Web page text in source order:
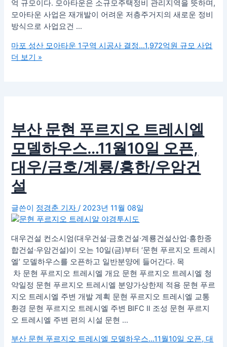
억 규모이다. 모아타운은 소규모주택정비 관리지역을 뜻하며,
모아타운 사업은 재개발이 어려운 저층주거지의 새로운 정비
방식으로 사업요건 …
마포 성산 모아타운 1구역 시공사 결정…1,972억원 규모 사업
더 보기 »
부산 문현 푸르지오 트레시엘
모델하우스…11월10일 오픈,
대우/금호/계룡/흥한/우암건
설
글쓴이 정경춘 기자/ 2023년 11월 08일
대우건설 컨소시엄(대우건설∙금호건설∙계룡건설산업∙흥한종
합건설∙우암건설)이 오는 10일(금)부터 ‘문현 푸르지오 트레시
엘’ 모델하우스를 오픈하고 일반분양에 들어간다. 목
차 문현 푸르지오 트레시엘 개요 문현 푸르지오 트레시엘 청
약일정 문현 푸르지오 트레시엘 분양가상한제 적용 문현 푸르
지오 트레시엘 주변 개발 계획 문현 푸르지오 트레시엘 교통
환경 문현 푸르지오 트레시엘 주변 BIFC Ⅱ 조성 문현 푸르지
오 트레시엘 주변 편의 시설 문현 …
부산 문현 푸르지오 트레시엘 모델하우스…11월10일 오픈, 대